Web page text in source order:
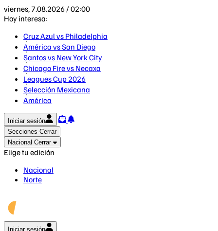
viernes, 7.08.2026 / 02:00
Hoy interesa:
Cruz Azul vs Philadelphia
América vs San Diego
Santos vs New York City
Chicago Fire vs Necaxa
Leagues Cup 2026
Selección Mexicana
América
Iniciar sesión
Secciones Cerrar
Nacional Cerrar
Elige tu edición
Nacional
Norte
Iniciar sesión